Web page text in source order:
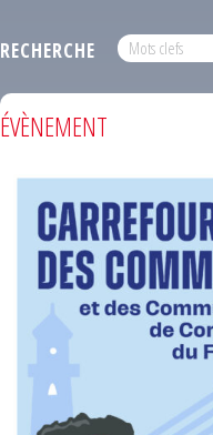
RECHERCHE
ÉVÈNEMENT